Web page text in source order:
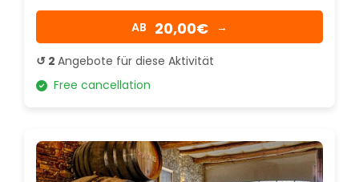
AB 20,00€ →
↺ 2 Angebote für diese Aktivität
Free cancellation